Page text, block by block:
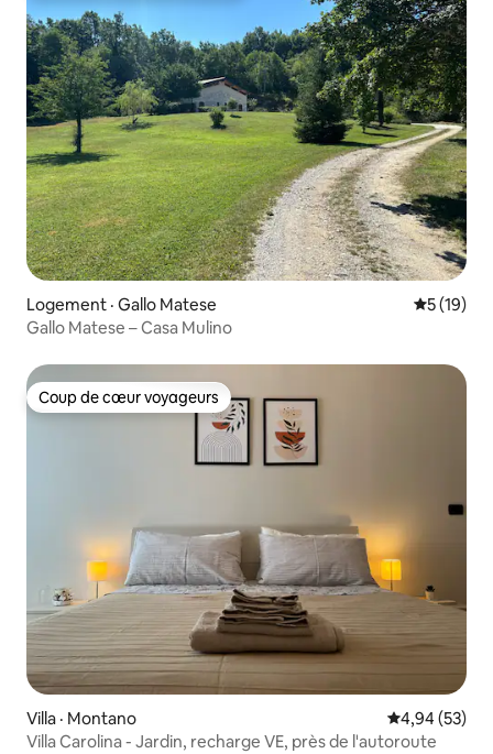
Logement · Gallo Matese Note
5 (19)
Gallo Matese – Casa Mulino
Coup de cœur voyageurs
Coup de cœur voyageurs
Villa · Montano Note
4,94 (53)
Villa Carolina - Jardin, recharge VE, près de l'autoroute